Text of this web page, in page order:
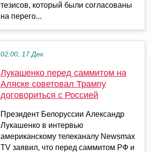
тезисов, который были согласованы
на перего...
02:00, 17 Дек
Лукашенко перед саммитом на
Аляске советовал Трампу
договориться с Россией
Президент Белоруссии Александр
Лукашенко в интервью
американскому телеканалу Newsmax
TV заявил, что перед саммитом РФ и